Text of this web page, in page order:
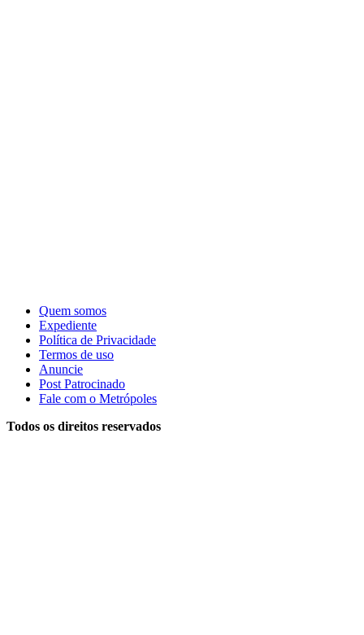
Quem somos
Expediente
Política de Privacidade
Termos de uso
Anuncie
Post Patrocinado
Fale com o Metrópoles
Todos os direitos reservados